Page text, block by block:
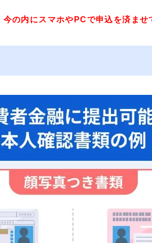
今の内にスマホやPCで申込を済ませ